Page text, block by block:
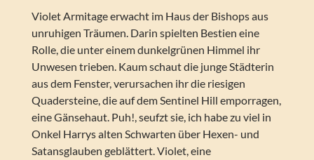
Violet Armitage erwacht im Haus der Bishops aus
unruhigen Träumen. Darin spielten Bestien eine
Rolle, die unter einem dunkelgrünen Himmel ihr
Unwesen trieben. Kaum schaut die junge Städterin
aus dem Fenster, verursachen ihr die riesigen
Quadersteine, die auf dem Sentinel Hill emporragen,
eine Gänsehaut. Puh!, seufzt sie, ich habe zu viel in
Onkel Harrys alten Schwarten über Hexen- und
Satansglauben geblättert. Violet, eine